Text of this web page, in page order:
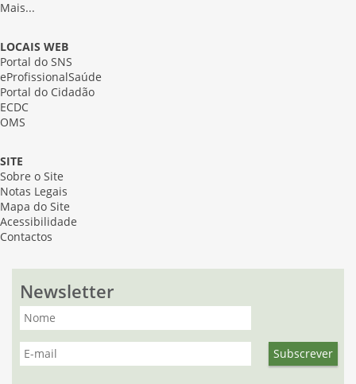
Mais...
LOCAIS WEB
Portal do SNS
eProfissionalSaúde
Portal do Cidadão
ECDC
OMS
SITE
Sobre o Site
Notas Legais
Mapa do Site
Acessibilidade
Contactos
Newsletter